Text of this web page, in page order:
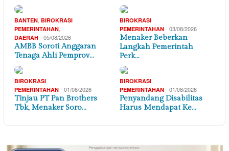
BANTEN BIROKRASI
PEMERINTAHAN
DAERAH 05/08/2026
AMBB Soroti Anggaran
Tenaga Ahli Pemprov…
BIROKRASI
PEMERINTAHAN
03/08/2026
Menaker Beberkan
Langkah Pemerintah
Perk…
BIROKRASI
PEMERINTAHAN
01/08/2026
Tinjau PT Pan Brothers
Tbk, Menaker Soro…
BIROKRASI
PEMERINTAHAN
01/08/2026
Penyandang Disabilitas
Harus Mendapat Ke…